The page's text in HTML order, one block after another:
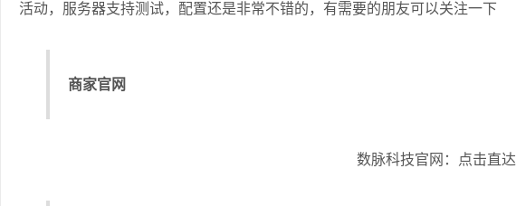
活动，服务器支持测试，配置还是非常不错的，有需要的朋友可以关注一下
商家官网
数脉科技官网：点击直达